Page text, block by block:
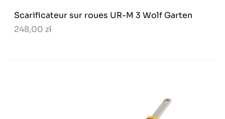
Scarificateur sur roues UR-M 3 Wolf Garten
248,00 zł